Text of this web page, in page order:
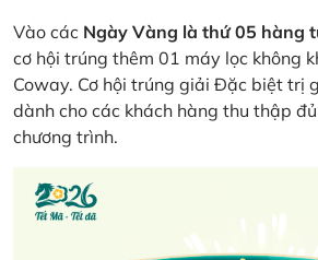
Vào các Ngày Vàng là thứ 05 hàng
cơ hội trúng thêm 01 máy lọc không
Coway. Cơ hội trúng giải Đặc biệt trị
dành cho các khách hàng thu thập
chương trình.